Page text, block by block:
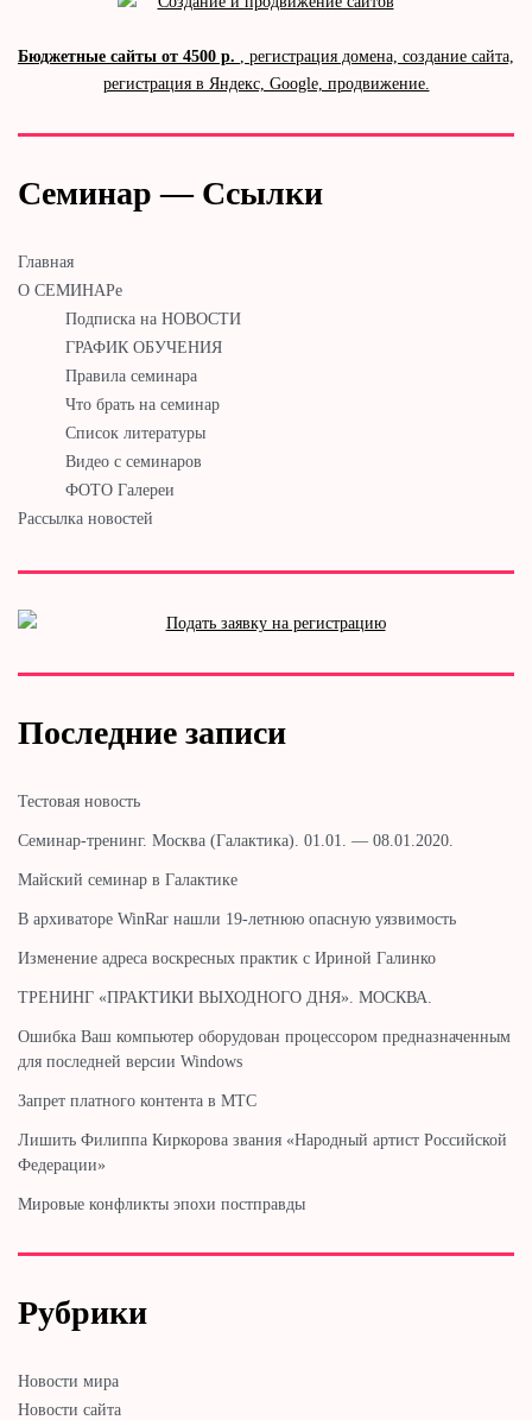
Бюджетные сайты от 4500 р.
, регистрация домена, создание сайта,
регистрация в Яндекс, Google, продвижение.
Семинар — Ссылки
Главная
О СЕМИНАРе
Подписка на НОВОСТИ
ГРАФИК ОБУЧЕНИЯ
Правила семинара
Что брать на семинар
Список литературы
Видео с семинаров
ФОТО Галереи
Рассылка новостей
Последние записи
Тестовая новость
Cеминар-тренинг. Москва (Галактика). 01.01. — 08.01.2020.
Майский семинар в Галактике
В архиваторе WinRar нашли 19-летнюю опасную уязвимость
Изменение адреса воскресных практик с Ириной Галинко
ТРЕНИНГ «ПРАКТИКИ ВЫХОДНОГО ДНЯ». МОСКВА.
Ошибка Ваш компьютер оборудован процессором предназначенным
для последней версии Windows
Запрет платного контента в МТС
Лишить Филиппа Киркорова звания «Народный артист Российской
Федерации»
Мировые конфликты эпохи постправды
Рубрики
Новости мира
Новости сайта